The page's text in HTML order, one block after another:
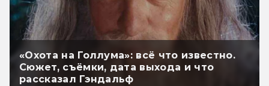
«Охота на Голлума»: всё что известно.
Сюжет, съёмки, дата выхода и что
рассказал Гэндальф